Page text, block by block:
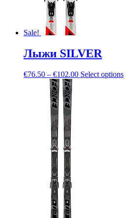
Sale!
Лыжи SILVER
€76.50 – €102.00 Select options